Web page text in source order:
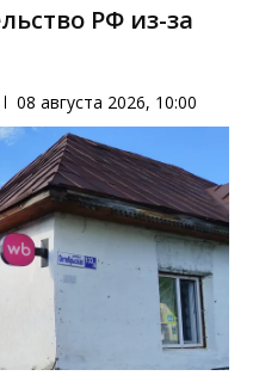
РФ из-за
08 августа 2026, 10:00